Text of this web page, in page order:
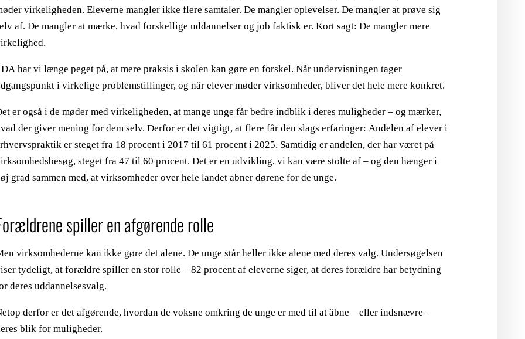
virkeligheden. Eleverne mangler ikke flere samtaler. De mangler oplevelser. De mangler at prøve sig
af. De mangler at mærke, hvad forskellige uddannelser og job faktisk er. Kort sagt: De mangler mere
har vi længe peget på, at mere praksis i skolen kan gøre en forskel. Når undervisningen tager
i virkelige problemstillinger, og når elever møder virksomheder, bliver det hele mere konkret.
er også i de møder med virkeligheden, at mange unge får bedre indblik i deres muligheder – og mærker,
der giver mening for dem selv. Derfor er det vigtigt, at flere får den slags erfaringer: Andelen af elever i
er steget fra 18 procent i 2017 til 61 procent i 2025. Samtidig er andelen, der har været på
steget fra 47 til 60 procent. Det er en udvikling, vi kan være stolte af – og den hænger i
grad sammen med, at virksomheder over hele landet åbner dørene for de unge.
spiller en afgørende rolle
virksomhederne kan ikke gøre det alene. De unge står heller ikke alene med deres valg. Undersøgelsen
tydeligt, at forældre spiller en stor rolle – 82 procent af eleverne siger, at deres forældre har betydning
deres uddannelsesvalg.
derfor er det afgørende, hvordan de voksne omkring de unge er med til at åbne – eller indsnævre –
blik for muligheder.